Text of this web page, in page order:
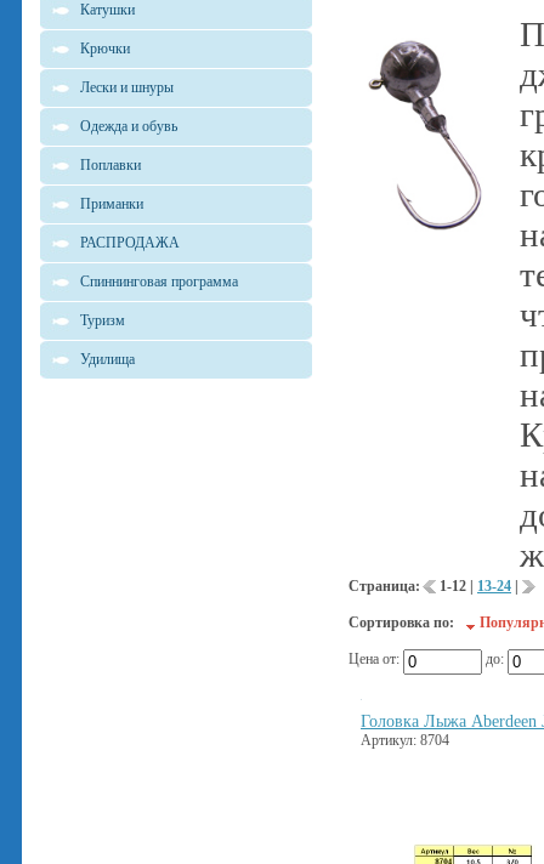
Катушки
Крючки
Лески и шнуры
Одежда и обувь
Поплавки
Приманки
РАСПРОДАЖА
Спиннинговая программа
Туризм
Удилища
Страница: 1-12 13-24
Сортировка по:
Цена от: до:
Головка Лыжа
Артикул: 8704